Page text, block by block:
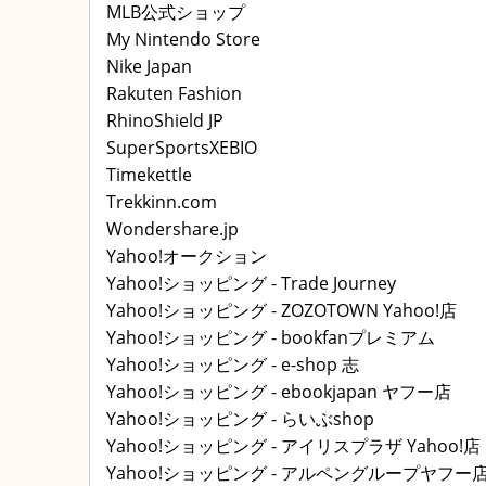
MLB公式ショップ
My Nintendo Store
Nike Japan
Rakuten Fashion
RhinoShield JP
SuperSportsXEBIO
Timekettle
Trekkinn.com
Wondershare.jp
Yahoo!オークション
Yahoo!ショッピング - Trade Journey
Yahoo!ショッピング - ZOZOTOWN Yahoo!店
Yahoo!ショッピング - bookfanプレミアム
Yahoo!ショッピング - e-shop 志
Yahoo!ショッピング - ebookjapan ヤフー店
Yahoo!ショッピング - らいぶshop
Yahoo!ショッピング - アイリスプラザ Yahoo!店
Yahoo!ショッピング - アルペングループヤフー